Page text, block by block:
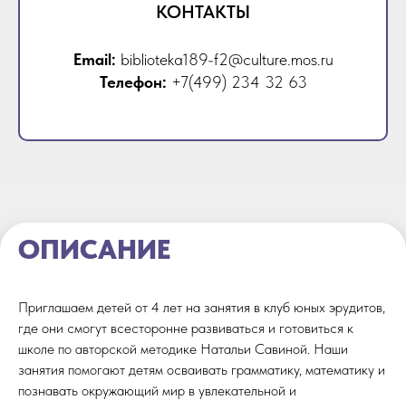
КОНТАКТЫ
Email: biblioteka189-f2@culture.mos.ru
Телефон: +7(499) 234 32 63
ОПИСАНИЕ
Приглашаем детей от 4 лет на занятия в клуб юных эрудитов,
где они смогут всесторонне развиваться и готовиться к
школе по авторской методике Натальи Савиной. Наши
занятия помогают детям осваивать грамматику, математику и
познавать окружающий мир в увлекательной и